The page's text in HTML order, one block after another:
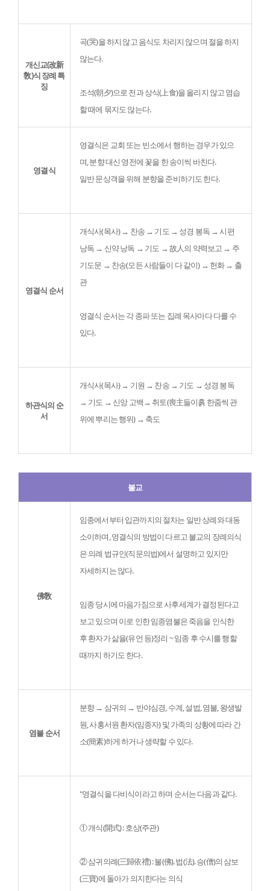
개신교(改新
敎)식 장례 특
징
곡(哭)을 하지 않고 음식도 차리지 않으며 절을 하지
않는다.
조석(朝夕)으로 전과 상식(上食)을 올리지 않고 염습
할 때에 묶지도 않는다.
영결식
영결식은 교회 또는 빈소에서 행하는 경우가 있으
며, 분향 대신 영전에 꽃을 한 송이씩 바친다.
일반 문상객을 위해 분향을 준비하기도 한다.
영결식 순서
개식사(목사) → 찬송 → 기도 → 성경 봉독 → 시편
낭독 → 신약 낭독 → 기도 → 故人의 약력보고 → 주
기도문 → 찬송(모든 사람들이 다 같이) → 헌화 → 출
관
영결식 순서는 각 종파 또는 집례 목사마다 다를 수
있다.
하관식의 순
서
개식사(목사) → 기원 → 찬송 → 기도 → 성경 봉독
→ 기도 → 신앙 고백→ 취토(喪主들이흙 한줌씩 관
위에 뿌리는 행위) → 축도
불교
佛敎
임종에서부터 입관까지의 절차는 일반 상례와 대동
소이하며, 영결식의 방법이 다르고 불교의 장례의식
은 의례 법규인(직문의법)에서 설명하고 있지만
자세하지는 않다.
임종 당시에 마음가짐으로 사후세계가 결정된다고
보고 있으며 이로 인한 임종염불은 죽음을 인식한
후 환자가 삶을(유언 등)정리 ~ 임종 후 수시를 행할
때까지 하기도 한다.
염불 순서
분향 → 삼귀의 → 반야심경, 수계, 설법, 염불, 왕생발
원, 사홍서원 환자(임종자) 및 가족의 상황에 따라 간
소(簡素)하게 하거나 생략할 수 있다.
"영결식을 다비식이라고 하며 순서는 다음과 같다.
① 개식(開式) : 호상(주관)
② 삼귀의례(三歸依禮) : 불(佛). 법(法). 승(僧)의 삼보
(三寶)에 돌아가 의지한다는 의식